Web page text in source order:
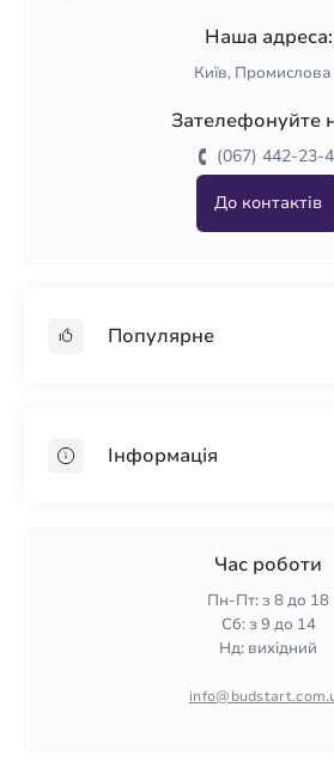
Наша адреса:
Київ, Промислова
Зателефонуйте
(067) 442-23-
До контактів
Популярне
ПінопластІнформація
Гарантія та повернення
Політика конфіденційності
Час роботи
Пн-Пт: з 8 до 18
Сб: з 9 до 14
Нд: вихідний